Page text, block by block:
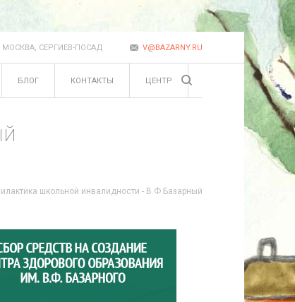
МОСКВА, СЕРГИЕВ-ПОСАД V@BAZARNY.RU
БЛОГ КОНТАКТЫ ЦЕНТР
школьной инвалидности - В.Ф.Базарный